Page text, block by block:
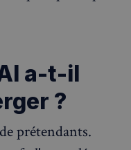
a-t-il
?
prétendants.